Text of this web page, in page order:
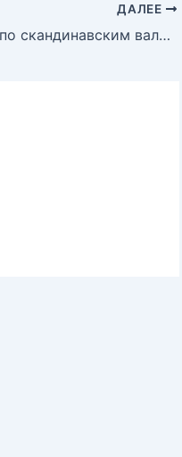
ДАЛЕЕ
BofA: Прогноз по скандинавским валютам